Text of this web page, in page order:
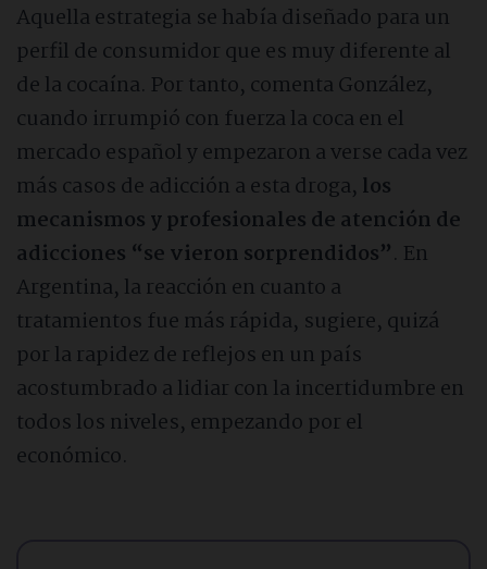
Contacto
Aquella estrategia se había diseñado para un
perfil de consumidor que es muy diferente al
de la cocaína. Por tanto, comenta González,
cuando irrumpió con fuerza la coca en el
mercado español y empezaron a verse cada vez
más casos de adicción a esta droga, los
mecanismos y profesionales de atención de
adicciones “se vieron sorprendidos”. En
Argentina, la reacción en cuanto a
tratamientos fue más rápida, sugiere, quizá
por la rapidez de reflejos en un país
acostumbrado a lidiar con la incertidumbre en
todos los niveles, empezando por el
económico.